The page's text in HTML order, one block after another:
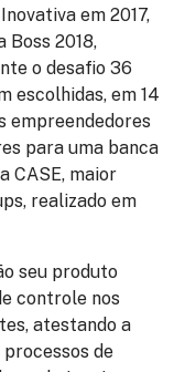
em 2017,
Boss 2018,
o desafio 36
escolhidas, em 14
empreendedores
para uma banca
CASE, maior
realizado em
seu produto
controle nos
atestando a
de